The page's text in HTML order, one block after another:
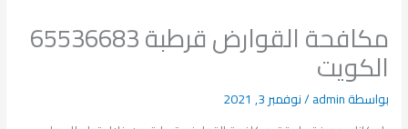
مكافحة القوارض قرطبة 65536683
الكويت
بواسطةadmin
/نوفمبر 3, 2021